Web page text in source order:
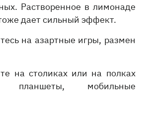
Растворенное в лимонаде
дает сильный эффект.
на азартные игры, размен
на столиках или на полках
планшеты, мобильные